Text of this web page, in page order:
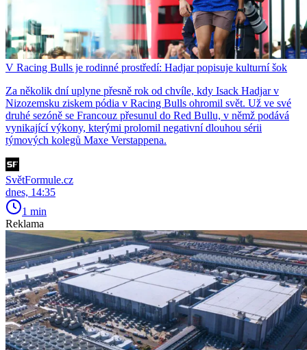
V Racing Bulls je rodinné prostředí: Hadjar popisuje kulturní šok
Za několik dní uplyne přesně rok od chvíle, kdy Isack Hadjar v
Nizozemsku ziskem pódia v Racing Bulls ohromil svět. Už ve své
druhé sezóně se Francouz přesunul do Red Bullu, v němž podává
vynikající výkony, kterými prolomil negativní dlouhou sérii
týmových kolegů Maxe Verstappena.
SvětFormule.cz
dnes, 14:35
1 min
Reklama